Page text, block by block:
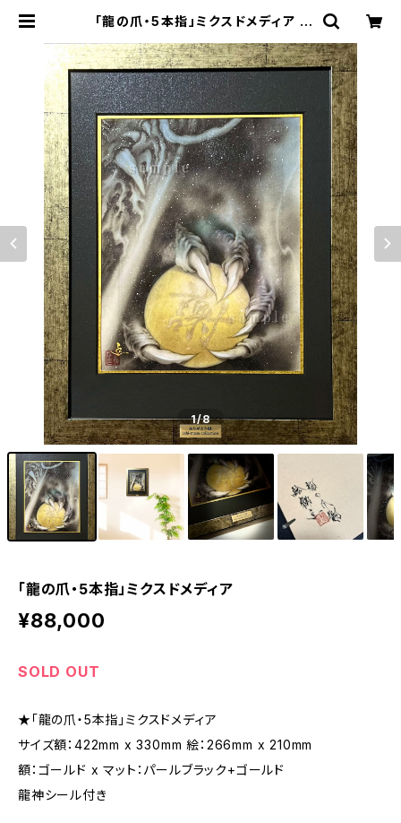
「龍の爪・5本指」ミクスドメディア |
1/8
「龍の爪・5本指」ミクスドメディア
¥88,000
SOLD OUT
★「龍の爪・5本指」ミクスドメディア
サイズ額：422mm x 330mm 絵：266mm x 210mm
額：ゴールド x マット：パールブラック+ゴールド
龍神シール付き